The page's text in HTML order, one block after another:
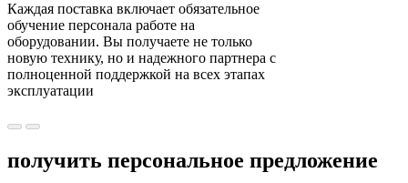
Каждая поставка включает обязательное
обучение персонала работе на
оборудовании. Вы получаете не только
новую технику, но и надежного партнера с
полноценной поддержкой на всех этапах
эксплуатации
получить персональное предложение